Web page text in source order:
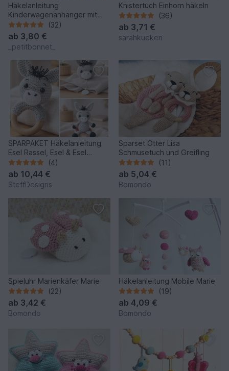
Häkelanleitung
Kinderwagenanhänger mit
kleiner Schildkröte
(32)
ab 3,80 €
_petitbonnet_
Knistertuch Einhorn häkeln
(36)
ab 3,71 €
sarahkueken
SPARPAKET Häkelanleitung
Esel Rassel, Esel & Esel
Spieluhr, Esel häkeln
(4)
ab 10,44 €
SteffDesigns
Sparset Otter Lisa
Schmusetuch und Greifling
(11)
ab 5,04 €
Bomondo
Spieluhr Marienkäfer Marie
(22)
ab 3,42 €
Bomondo
Häkelanleitung Mobile Marie
(19)
ab 4,09 €
Bomondo